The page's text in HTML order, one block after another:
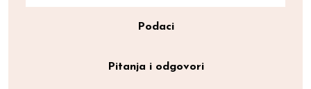
Podaci
Pitanja i odgovori